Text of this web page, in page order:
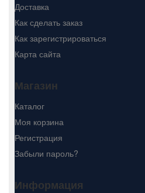
Доставка
Как сделать заказ
Как зарегистрироваться
Карта сайта
Магазин
Каталог
Моя корзина
Регистрация
Забыли пароль?
Информация